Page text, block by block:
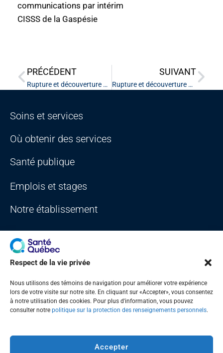
Respect de la vie privée
Nous utilisons des témoins de navigation pour améliorer votre expérience
lors de votre visite sur notre site. En cliquant sur «Accepter», vous consentez
à notre utilisation des cookies. Pour plus d'information, vous pouvez
consulter notre politique sur la protection des renseignements personnels.
Accepter
communications par intérim
CISSS de la Gaspésie
PRÉCÉDENT
Rupture et découverture du service d’obstétrique à l’hôpital de Sainte-Anne-des-Monts
SUIVANT
Rupture et découverture du service d’obstétrique à l’hôpital de Sainte-Anne-des-Monts
Soins et services
Où obtenir des services
Santé publique
Emplois et stages
Notre établissement
Plan du siteAccès à l'informationAccessibilitéPortail Québec
Signaler une erreur sur le site Web